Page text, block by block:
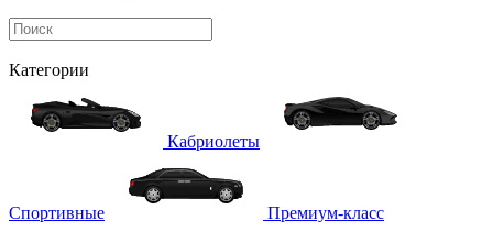
Категории
Кабриолеты
Спортивные Премиум-класс